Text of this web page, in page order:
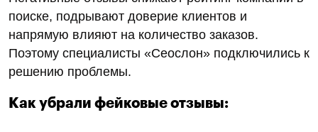
запросам.